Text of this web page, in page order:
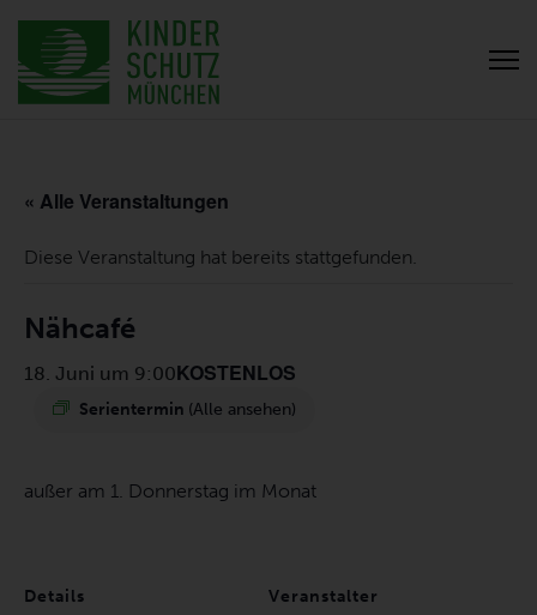
« Alle Veranstaltungen
Diese Veranstaltung hat bereits stattgefunden.
Nähcafé
18. Juni um 9:00
Serientermin (Alle ansehen)
KOSTENLOS
außer am 1. Donnerstag im Monat
Details
Veranstalter